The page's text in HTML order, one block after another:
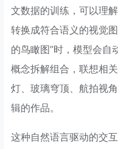
文数据的训练，可以理
转换成符合语义的视觉
的鸟瞰图”时，模型会自
概念拆解组合，联想相
灯、玻璃穹顶、航拍视
辑的作品。
这种自然语言驱动的交